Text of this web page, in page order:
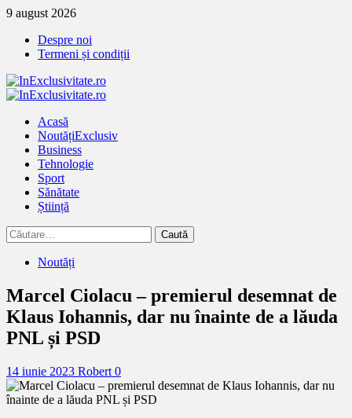
Treci
continut
9 august 2026
Despre noi
Termeni și condiții
Primary
Acasă
NoutățiExclusiv
Business
Tehnologie
Sport
Sănătate
Știință
Caută
după:
Noutăți
Marcel Ciolacu – premierul desemnat de
Klaus Iohannis, dar nu înainte de a lăuda
PNL și PSD
14 iunie 2023 Robert 0